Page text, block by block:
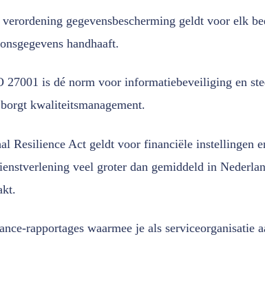
gegevensbescherming geldt voor elk
handhaaft.
27001 is dé norm voor informatiebeveiliging en
kwaliteitsmanagement.
Resilience Act geldt voor financiële instellingen
veel groter dan gemiddeld in
rapportages waarmee je als serviceorganisatie